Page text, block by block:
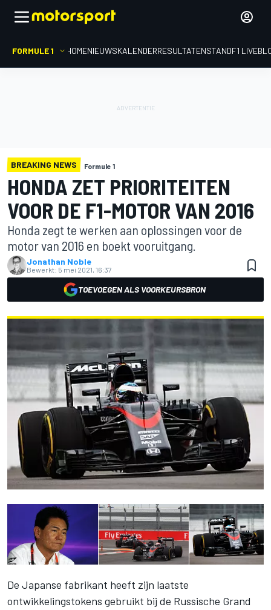
FORMULE 1 HOMENIEUWSKALENDERRESULTATENSTANDF1
BREAKING NEWS Formule 1
HONDA ZET PRIORITEITEN
VOOR DE F1-MOTOR VAN 2016
Honda zegt te werken aan oplossingen voor de
motor van 2016 en boekt vooruitgang.
Jonathan Noble
Bewerkt: 5 mei 2021, 16:37
TOEVOEGEN ALS VOORKEURSBRON
De Japanse fabrikant heeft zijn laatste
ontwikkelingstokens gebruikt bij de Russische Grand